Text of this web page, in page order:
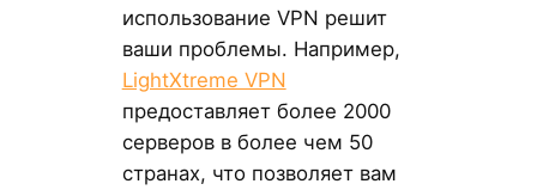
использование VPN решит
ваши проблемы. Например,
LightXtreme VPN
предоставляет более 2000
серверов в более чем 50
странах, что позволяет вам